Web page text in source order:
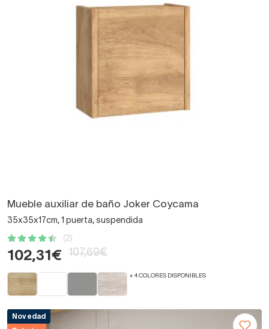
Mueble auxiliar de baño Joker Coycama
35x35x17cm, 1 puerta, suspendida
(2)
102,31€ 107,69€
+ 4 COLORES DISPONIBLES
Novedad